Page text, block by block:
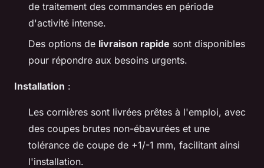
de traitement des commandes en période
d'activité intense.
Des options de livraison rapide sont disponibles
pour répondre aux besoins urgents.
Installation :
Les cornières sont livrées prêtes à l'emploi, avec
des coupes brutes non-ébavurées et une
tolérance de coupe de +1/-1 mm, facilitant ainsi
l'installation.